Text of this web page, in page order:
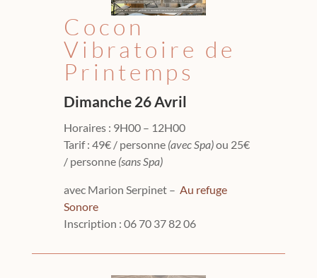
Cocon
Vibratoire de
Printemps
Dimanche 26 Avril
Horaires : 9H00 – 12H00
Tarif : 49€ / personne (avec Spa)ou 25€
/ personne (sans Spa)
avec Marion Serpinet – Au refuge
Sonore
Inscription : 06 70 37 82 06